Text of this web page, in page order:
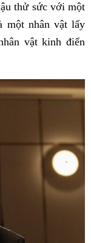
thử sức với một
một nhân vật lấy
vật kinh điển